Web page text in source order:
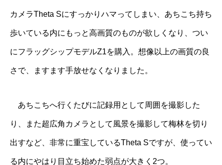
カメラTheta Sにすっかりハマってしまい、あちこち持ち
歩いている内にもっと高画質のものが欲しくなり、つい
にフラッグシップモデルZ1を購入。想像以上の画質の良
さで、ますます手放せなくなりました。
あちこちへ行くたびに記録用として周囲を撮影した
り、また超広角カメラとして風景を撮影して梅林を切り
出すなど、非常に重宝しているTheta Sですが、使ってい
る内にやはり目立ち始めた弱点が大きく2つ。